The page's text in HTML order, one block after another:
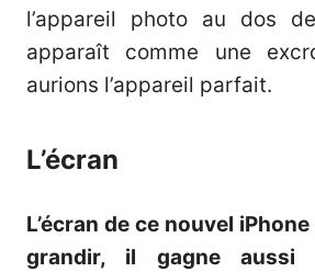
l’appareil photo au dos
apparaît comme une
aurions l’appareil parfait.
L’écran
L’écran de ce nouvel
grandir, il gagne aussi